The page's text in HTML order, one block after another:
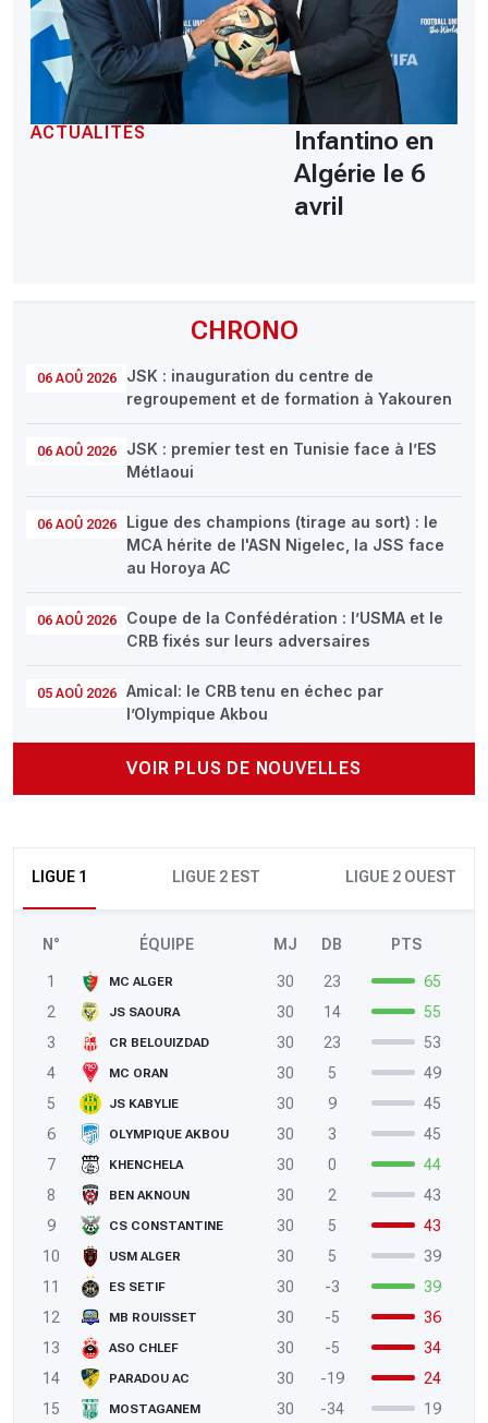
CHRONO
06 AOÛ 2026
JSK : inauguration du centre de
regroupement et de formation à Yakouren
06 AOÛ 2026
JSK : premier test en Tunisie face à l’ES
Métlaoui
06 AOÛ 2026
Ligue des champions (tirage au sort) : le
MCA hérite de l'ASN Nigelec, la JSS face
au Horoya AC
06 AOÛ 2026
Coupe de la Confédération : l’USMA et le
CRB fixés sur leurs adversaires
05 AOÛ 2026
Amical: le CRB tenu en échec par
l’Olympique Akbou
VOIR PLUS DE NOUVELLES
LIGUE 1 LIGUE 2 EST LIGUE 2 OUEST
N° ÉQUIPE MJ DB PTS
1 MC ALGER 30 23
65
2
JS SAOURA 30 14
55
3
CR BELOUIZDAD 30 23
53
4
MC ORAN 30 5
49
5
JS KABYLIE 30 9
45
6
OLYMPIQUE AKBOU 30 3
45
7
KHENCHELA 30 0
44
8
BEN AKNOUN 30 2
43
9
CS CONSTANTINE 30 5
43
10
USM ALGER 30 5
39
11
ES SETIF 30 -3
39
12
MB ROUISSET 30 -5
36
13
ASO CHLEF 30 -5
34
14
PARADOU AC 30 -19
24
15
MOSTAGANEM 30 -34
19
ACTUALITÉS
Infantino en
Algérie le 6
avril